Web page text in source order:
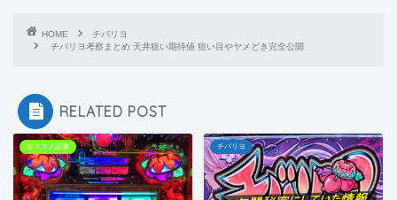
HOME
チバリヨ
チバリヨ考察まとめ 天井狙い期待値 狙い目やヤメどき完全公開
RELATED POST
オススメ記事 チバリヨ